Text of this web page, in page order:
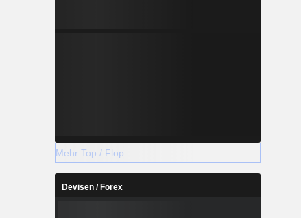
Mehr Top / Flop
Devisen / Forex